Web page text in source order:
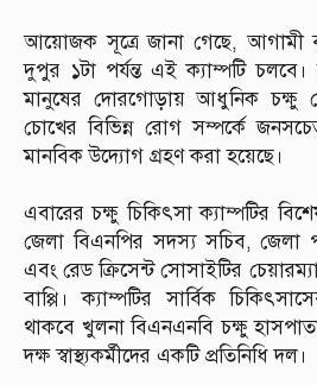
‎আয়োজক সূত্রে জানা গেছে, আগামী
দুপুর ১টা পর্যন্ত এই ক্যাম্পটি চলবে।
মানুষের দোরগোড়ায় আধুনিক চক্ষু
চোখের বিভিন্ন রোগ সম্পর্কে
মানবিক উদ্যোগ গ্রহণ করা হয়েছে।
‎এবারের চক্ষু চিকিৎসা ক্যাম্পটির
জেলা বিএনপির সদস্য সচিব, জেলা
এবং রেড ক্রিসেন্ট সোসাইটির
বাপ্পি। ক্যাম্পটির সার্বিক
থাকবে খুলনা বিএনএনবি চক্ষু
দক্ষ স্বাস্থ্যকর্মীদের একটি প্রতিনিধি দল।